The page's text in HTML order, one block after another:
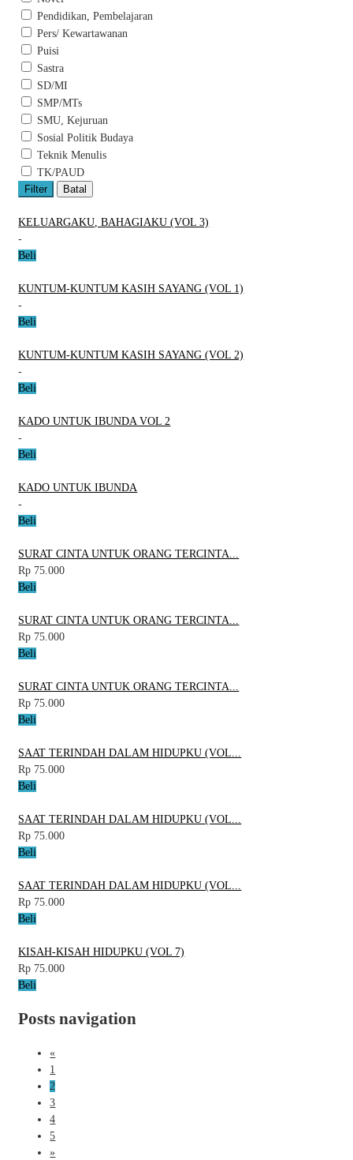
Pendidikan, Pembelajaran
Pers/ Kewartawanan
Puisi
Sastra
SD/MI
SMP/MTs
SMU, Kejuruan
Sosial Politik Budaya
Teknik Menulis
TK/PAUD
Filter
Batal
KELUARGAKU, BAHAGIAKU (VOL 3)
-
Beli
KUNTUM-KUNTUM KASIH SAYANG (VOL 1)
-
Beli
KUNTUM-KUNTUM KASIH SAYANG (VOL 2)
-
Beli
KADO UNTUK IBUNDA VOL 2
-
Beli
KADO UNTUK IBUNDA
-
Beli
SURAT CINTA UNTUK ORANG TERCINTA...
Rp 75.000
Beli
SURAT CINTA UNTUK ORANG TERCINTA...
Rp 75.000
Beli
SURAT CINTA UNTUK ORANG TERCINTA...
Rp 75.000
Beli
SAAT TERINDAH DALAM HIDUPKU (VOL...
Rp 75.000
Beli
SAAT TERINDAH DALAM HIDUPKU (VOL...
Rp 75.000
Beli
SAAT TERINDAH DALAM HIDUPKU (VOL...
Rp 75.000
Beli
KISAH-KISAH HIDUPKU (VOL 7)
Rp 75.000
Beli
Posts navigation
«
1
2
3
4
5
»